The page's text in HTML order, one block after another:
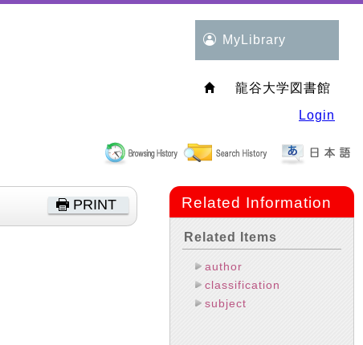
MyLibrary
龍谷大学図書館
Login
PRINT Related Information
Related Items
author
classification
subject